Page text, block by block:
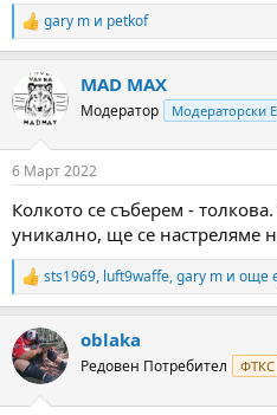
R
e
t
s
gary m и petkof
MAD MAX
Модератор Модераторски
6 Март 2022
Колкото се съберем -
уникално, ще се настреляме
R
e
c
t
i
sts1969, luft9waffe,gary m и още
oblaka
Редовен Потребител ФТКС